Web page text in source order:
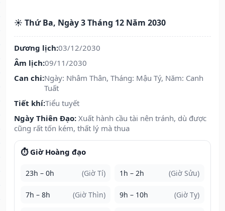
☀️ Thứ Ba, Ngày 3 Tháng 12 Năm 2030
Dương lịch:03/12/2030
Âm lịch:09/11/2030
Can chi:Ngày: Nhâm Thân, Tháng: Mậu Tý, Năm: Canh
Tuất
Tiết khí:Tiểu tuyết
Ngày Thiên Đạo: Xuất hành cầu tài nên tránh, dù được
cũng rất tốn kém, thất lý mà thua
⏱️ Giờ Hoàng đạo
23h – 0h (Giờ Tí) 1h – 2h (Giờ Sửu)
7h – 8h (Giờ Thìn) 9h – 10h (Giờ Tỵ)